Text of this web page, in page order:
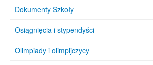
Dokumenty Szkoły
Osiągnięcia i stypendyści
Olimpiady i olimpijczycy